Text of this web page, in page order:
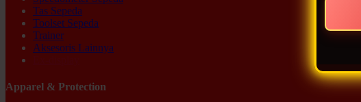
Tas Sepeda
Toolset Sepeda
Trainer
Aksesoris Lainnya
Apparel & Protection